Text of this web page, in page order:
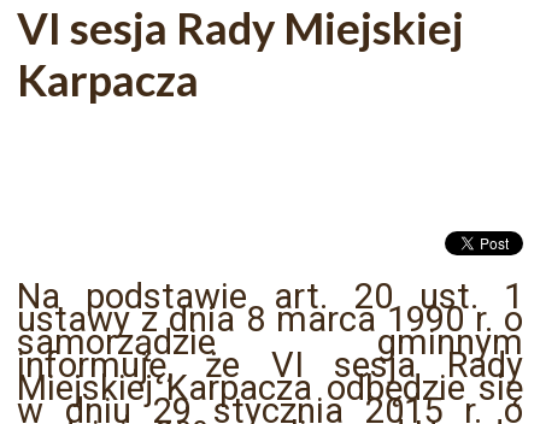
VI sesja Rady Miejskiej
Karpacza
Na podstawie art. 20 ust. 1
ustawy z dnia 8 marca 1990 r. o
samorządzie gminnym
informuję, że VI sesja Rady
Miejskiej Karpacza odbędzie się
w dniu 29 stycznia 2015 r. o